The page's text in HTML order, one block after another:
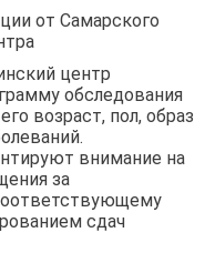
от Самарского
центр
обследования
возраст, пол, образ
внимание на
за
сдач